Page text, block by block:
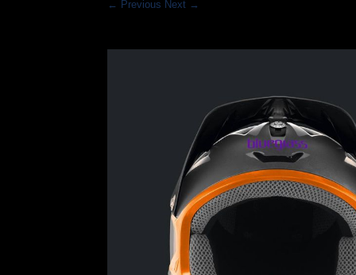
← Previous Next →